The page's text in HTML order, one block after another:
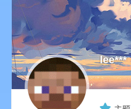
Mi
lee***